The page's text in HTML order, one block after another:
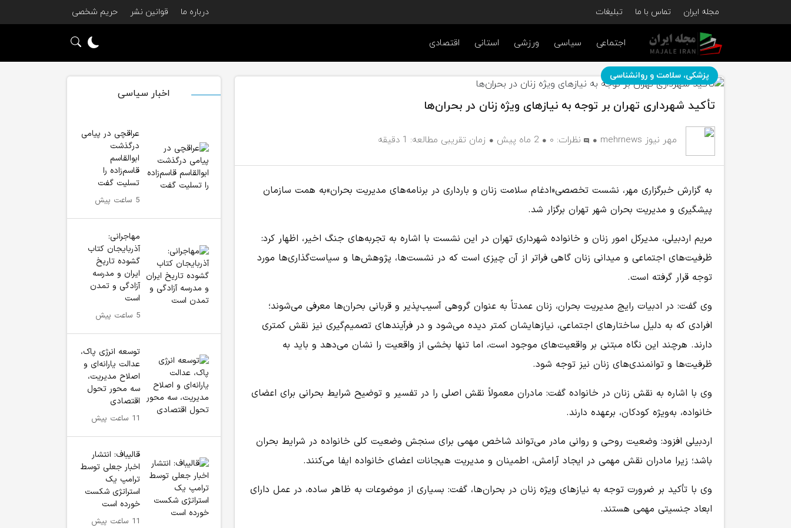
مجله ایران تماس با ما تبلیغات درباره ما قوانین نشر حریم شخصی
اجتماعی سیاسی ورزشی استانی اقتصادی
پزشکی، سلامت و روانشناسی
تأکید شهرداری تهران بر توجه به نیازهای ویژه زنان در بحران‌ها
مهر نیوز mehrnews نظرات: ۰ 2 ماه پیش زمان تقریبی مطالعه: 1 دقیقه
به گزارش خبرگزاری مهر، نشست تخصصی«ادغام سلامت زنان و بارداری در برنامه‌های مدیریت بحران»به همت سازمان
پیشگیری و مدیریت بحران شهر تهران برگزار شد.
مریم اردبیلی، مدیرکل امور زنان و خانواده شهرداری تهران در این نشست با اشاره به تجربه‌های جنگ اخیر، اظهار کرد:
ظرفیت‌های اجتماعی و میدانی زنان گاهی فراتر از آن چیزی است که در نشست‌ها، پژوهش‌ها و سیاست‌گذاری‌ها مورد
توجه قرار گرفته است.
وی گفت: در ادبیات رایج مدیریت بحران، زنان عمدتاً به عنوان گروهی آسیب‌پذیر و قربانی بحران‌ها معرفی می‌شوند؛
افرادی که به دلیل ساختارهای اجتماعی، نیازهایشان کمتر دیده می‌شود و در فرآیندهای تصمیم‌گیری نیز نقش کمتری
دارند. هرچند این نگاه مبتنی بر واقعیت‌های موجود است، اما تنها بخشی از واقعیت را نشان می‌دهد و باید به
ظرفیت‌ها و توانمندی‌های زنان نیز توجه شود.
وی با اشاره به نقش زنان در خانواده گفت: مادران معمولاً نقش اصلی را در تفسیر و توضیح شرایط بحرانی برای اعضای
خانواده، به‌ویژه کودکان، برعهده دارند.
اردبیلی افزود: وضعیت روحی و روانی مادر می‌تواند شاخص مهمی برای سنجش وضعیت کلی خانواده در شرایط بحران
باشد؛ زیرا مادران نقش مهمی در ایجاد آرامش، اطمینان و مدیریت هیجانات اعضای خانواده ایفا می‌کنند.
وی با تأکید بر ضرورت توجه به نیازهای ویژه زنان در بحران‌ها، گفت: بسیاری از موضوعات به ظاهر ساده، در عمل دارای
ابعاد جنسیتی مهمی هستند.
اخبار سیاسی
عراقچی در پیامی
درگذشت
ابوالقاسم
قاسم‌زاده را
تسلیت گفت
5 ساعت پیش
مهاجرانی:
آذربایجان کتاب
گشوده تاریخ
ایران و مدرسه
آزادگی و تمدن
است
5 ساعت پیش
توسعه انرژی پاک،
عدالت یارانه‌ای و
اصلاح مدیریت،
سه محور تحول
اقتصادی
11 ساعت پیش
قالیباف: انتشار
اخبار جعلی توسط
ترامپ یک
استراتژی شکست
خورده است
11 ساعت پیش